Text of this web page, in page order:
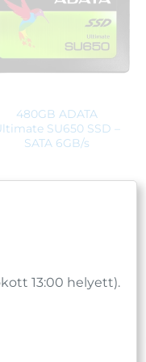
480GB ADATA
SU650 SSD –
SATA 6GB/s
13:00 helyett).